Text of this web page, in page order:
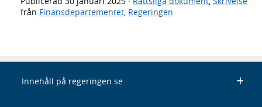
från Finansdepartementet, Regeringen
Innehåll på regeringen.se